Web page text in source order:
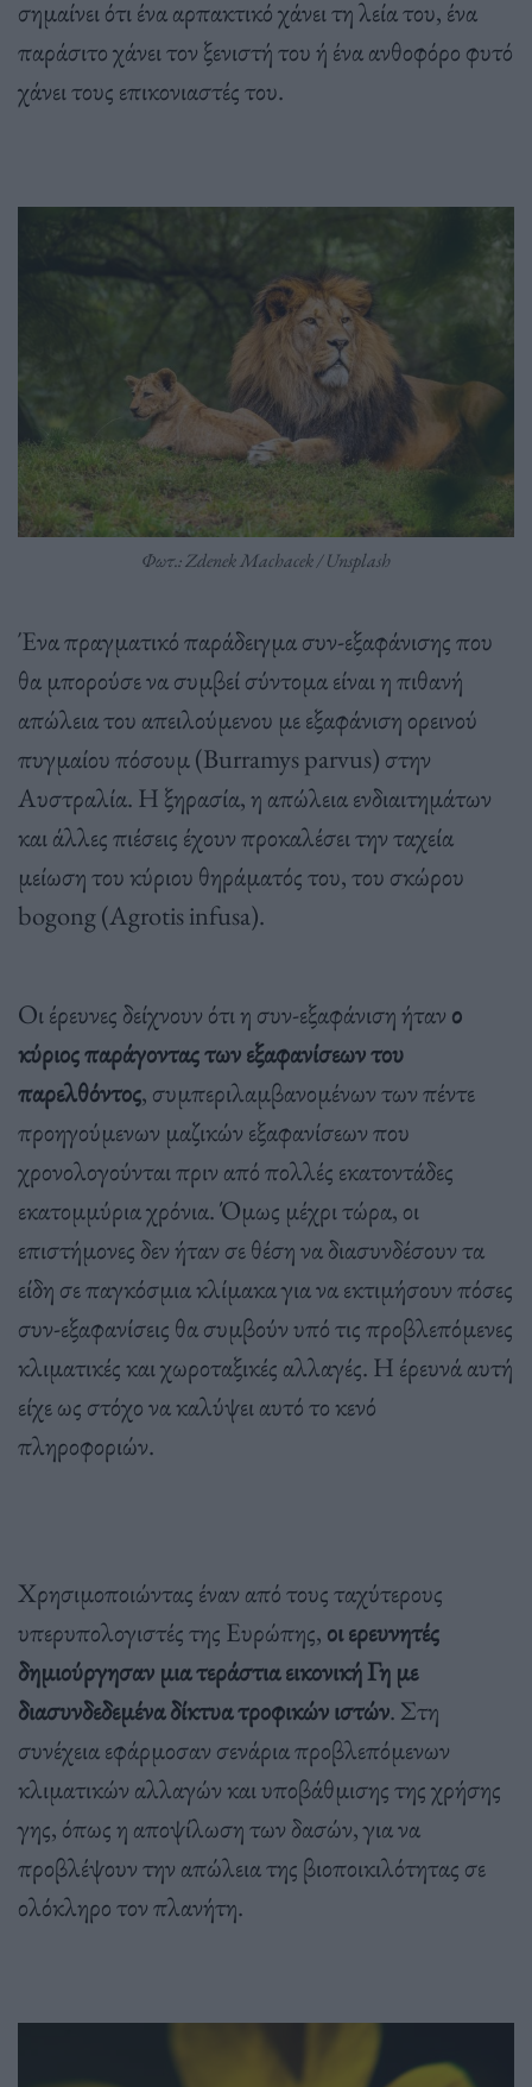
σημαίνει ότι ένα αρπακτικό χάνει τη λεία του, ένα
παράσιτο χάνει τον ξενιστή του ή ένα ανθοφόρο φυτό
χάνει τους επικονιαστές του.
Φωτ.: Zdenek Machacek / Unsplash
Ένα πραγματικό παράδειγμα συν-εξαφάνισης που
θα μπορούσε να συμβεί σύντομα είναι η πιθανή
απώλεια του απειλούμενου με εξαφάνιση ορεινού
πυγμαίου πόσουμ (Burramys parvus) στην
Αυστραλία. Η ξηρασία, η απώλεια ενδιαιτημάτων
και άλλες πιέσεις έχουν προκαλέσει την ταχεία
μείωση του κύριου θηράματός του, του σκώρου
bogong (Agrotis infusa).
Οι έρευνες δείχνουν ότι η συν-εξαφάνιση ήταν ο
κύριος παράγοντας των εξαφανίσεων του
παρελθόντος, συμπεριλαμβανομένων των πέντε
προηγούμενων μαζικών εξαφανίσεων που
χρονολογούνται πριν από πολλές εκατοντάδες
εκατομμύρια χρόνια. Όμως μέχρι τώρα, οι
επιστήμονες δεν ήταν σε θέση να διασυνδέσουν τα
είδη σε παγκόσμια κλίμακα για να εκτιμήσουν πόσες
συν-εξαφανίσεις θα συμβούν υπό τις προβλεπόμενες
κλιματικές και χωροταξικές αλλαγές. Η έρευνά αυτή
είχε ως στόχο να καλύψει αυτό το κενό
πληροφοριών.
Χρησιμοποιώντας έναν από τους ταχύτερους
υπερυπολογιστές της Ευρώπης, οι ερευνητές
δημιούργησαν μια τεράστια εικονική Γη με
διασυνδεδεμένα δίκτυα τροφικών ιστών. Στη
συνέχεια εφάρμοσαν σενάρια προβλεπόμενων
κλιματικών αλλαγών και υποβάθμισης της χρήσης
γης, όπως η αποψίλωση των δασών, για να
προβλέψουν την απώλεια της βιοποικιλότητας σε
ολόκληρο τον πλανήτη.